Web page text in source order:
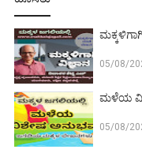
05/08/
ಮಳೆಯ
05/08/